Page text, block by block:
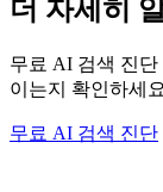
더 자세히
무료 AI 검색 진
이는지 확인하세
무료 AI 검색 진단